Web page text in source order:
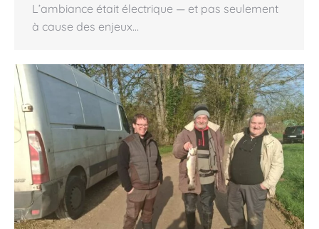
L’ambiance était électrique — et pas seulement
à cause des enjeux…